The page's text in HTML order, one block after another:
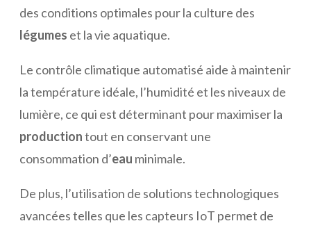
des conditions optimales pour la culture des
légumes et la vie aquatique.
Le contrôle climatique automatisé aide à maintenir
la température idéale, l’humidité et les niveaux de
lumière, ce qui est déterminant pour maximiser la
productiontout en conservant une
consommation d’eau minimale.
De plus, l’utilisation de solutions technologiques
avancées telles que les capteurs IoT permet de